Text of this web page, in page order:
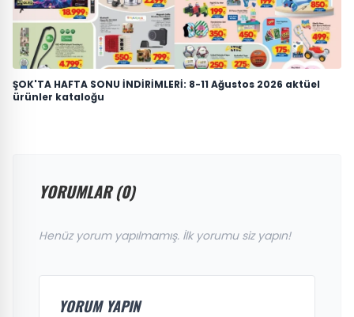
ŞOK'TA HAFTA SONU İNDİRİMLERİ: 8-11 Ağustos 2026 aktüel
ürünler kataloğu
YORUMLAR (0)
Henüz yorum yapılmamış. İlk yorumu siz yapın!
YORUM YAPIN